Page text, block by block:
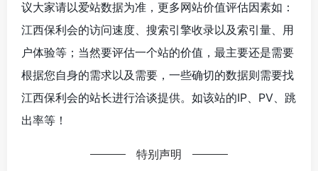
议大家请以爱站数据为准，更多网站价值评估因素如：
江西保利会的访问速度、搜索引擎收录以及索引量、用
户体验等；当然要评估一个站的价值，最主要还是需要
根据您自身的需求以及需要，一些确切的数据则需要找
江西保利会的站长进行洽谈提供。如该站的IP、PV、跳
出率等！
特别声明